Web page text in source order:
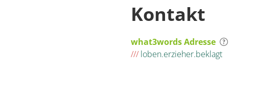
Kontakt
what3words Adresse
/// loben.erzieher.beklagt